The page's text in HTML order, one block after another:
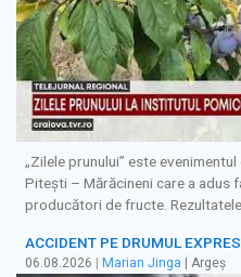
„Zilele prunului” este
Pitești – Mărăcineni care a adus
producători de fructe.
ACCIDENT PE DRUMUL
06.08.2026 | Marian Jinga | Argeș